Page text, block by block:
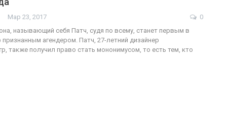
Мар 23, 2017
0
называющий себя Патч, судя по всему, станет первым в
агендером. Патч, 27-летний дизайнер
также получил право стать мононимусом, то есть тем, кто
ФОТО